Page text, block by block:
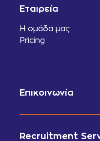
Εταιρεία
Η ομάδα μας
Pricing
Επικοινωνία
Recruitment